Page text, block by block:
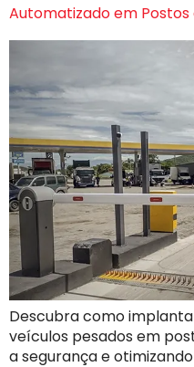
Automatizado em Postos
Descubra como
veículos pesados em
a segurança e